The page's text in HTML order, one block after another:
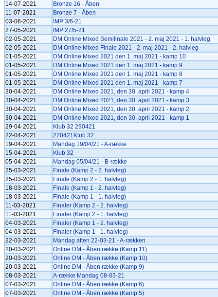
14-07-2021
Bronze 16 - Åben
11-07-2021
Bronze 7 - Åben
03-06-2021
IMP 3/6-21
27-05-2021
IMP 27/5-21
02-05-2021
DM Online Mixed Semifinale 2021 - 2. maj 2021 - 1. halvleg
02-05-2021
DM Online Mixed Finale 2021 - 2. maj 2021 - 2. halvleg
01-05-2021
DM Online Mixed 2021 den 1. maj 2021 - kamp 10
01-05-2021
DM Online Mixed 2021 den 1. maj 2021 - kamp 9
01-05-2021
DM Online Mixed 2021 den 1. maj 2021 - kamp 8
01-05-2021
DM Online Mixed 2021 den 1. maj 2021 - kamp 7
30-04-2021
DM Online Mixed 2021, den 30. april 2021 - kamp 4
30-04-2021
DM Online Mixed 2021, den 30. april 2021 - kamp 3
30-04-2021
DM Online Mixed 2021, den 30. april 2021 - kamp 2
30-04-2021
DM Online Mixed 2021, den 30. april 2021 - kamp 1
29-04-2021
Klub 32 290421
22-04-2021
220421Klub 32
19-04-2021
Mandag 19/04/21 - A-række
15-04-2021
Klub 32
05-04-2021
Mandag 05/04/21 - B-række
25-03-2021
Finale (Kamp 2 - 2. halvleg)
25-03-2021
Finale (Kamp 2 - 1. halvleg)
18-03-2021
Finale (Kamp 1 - 2. halvleg)
18-03-2021
Finale (Kamp 1 - 1. halvleg)
11-03-2021
Finaler (Kamp 2 - 2. halvleg)
11-03-2021
Finaler (Kamp 2 - 1. halvleg)
04-03-2021
Finaler (Kamp 1 - 2. halvleg)
04-03-2021
Finaler (Kamp 1 - 1. halvleg)
22-03-2021
Mandag aften 22-03-21 - A-rækken
20-03-2021
Online DM - Åben række (Kamp 11)
20-03-2021
Online DM - Åben række (Kamp 10)
20-03-2021
Online DM - Åben række (Kamp 9)
08-03-2021
A-række Mandag 08-03-21
07-03-2021
Online DM - Åben række (Kamp 6)
07-03-2021
Online DM - Åben række (Kamp 5)